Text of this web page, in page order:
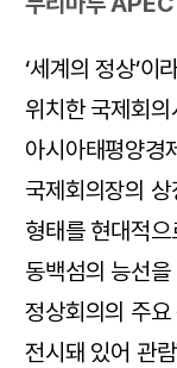
‘세계의 정상’이
위치한 국제회
아시아태평양경
국제회의장의
형태를 현대적
동백섬의 능선
정상회의의 주요
전시돼 있어 관